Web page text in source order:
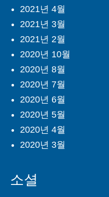
2021년 4월
2021년 3월
2021년 2월
2020년 10월
2020년 8월
2020년 7월
2020년 6월
2020년 5월
2020년 4월
2020년 3월
소셜